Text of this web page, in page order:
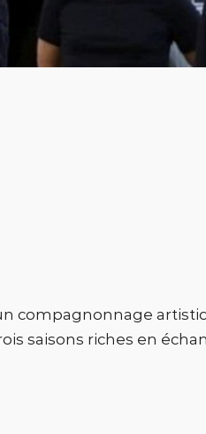
compagnonnage
saisons riches en